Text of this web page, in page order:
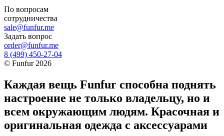
По вопросам
сотрудничества
sale@funfur.me
Задать вопрос
order@funfur.me
8 (499) 450-27-04
© Funfur 2026
Каждая вещь Funfur способна поднять
настроение не только владельцу, но и
всем окружающим людям. Красочная и
оригинальная одежда с аксессуарами